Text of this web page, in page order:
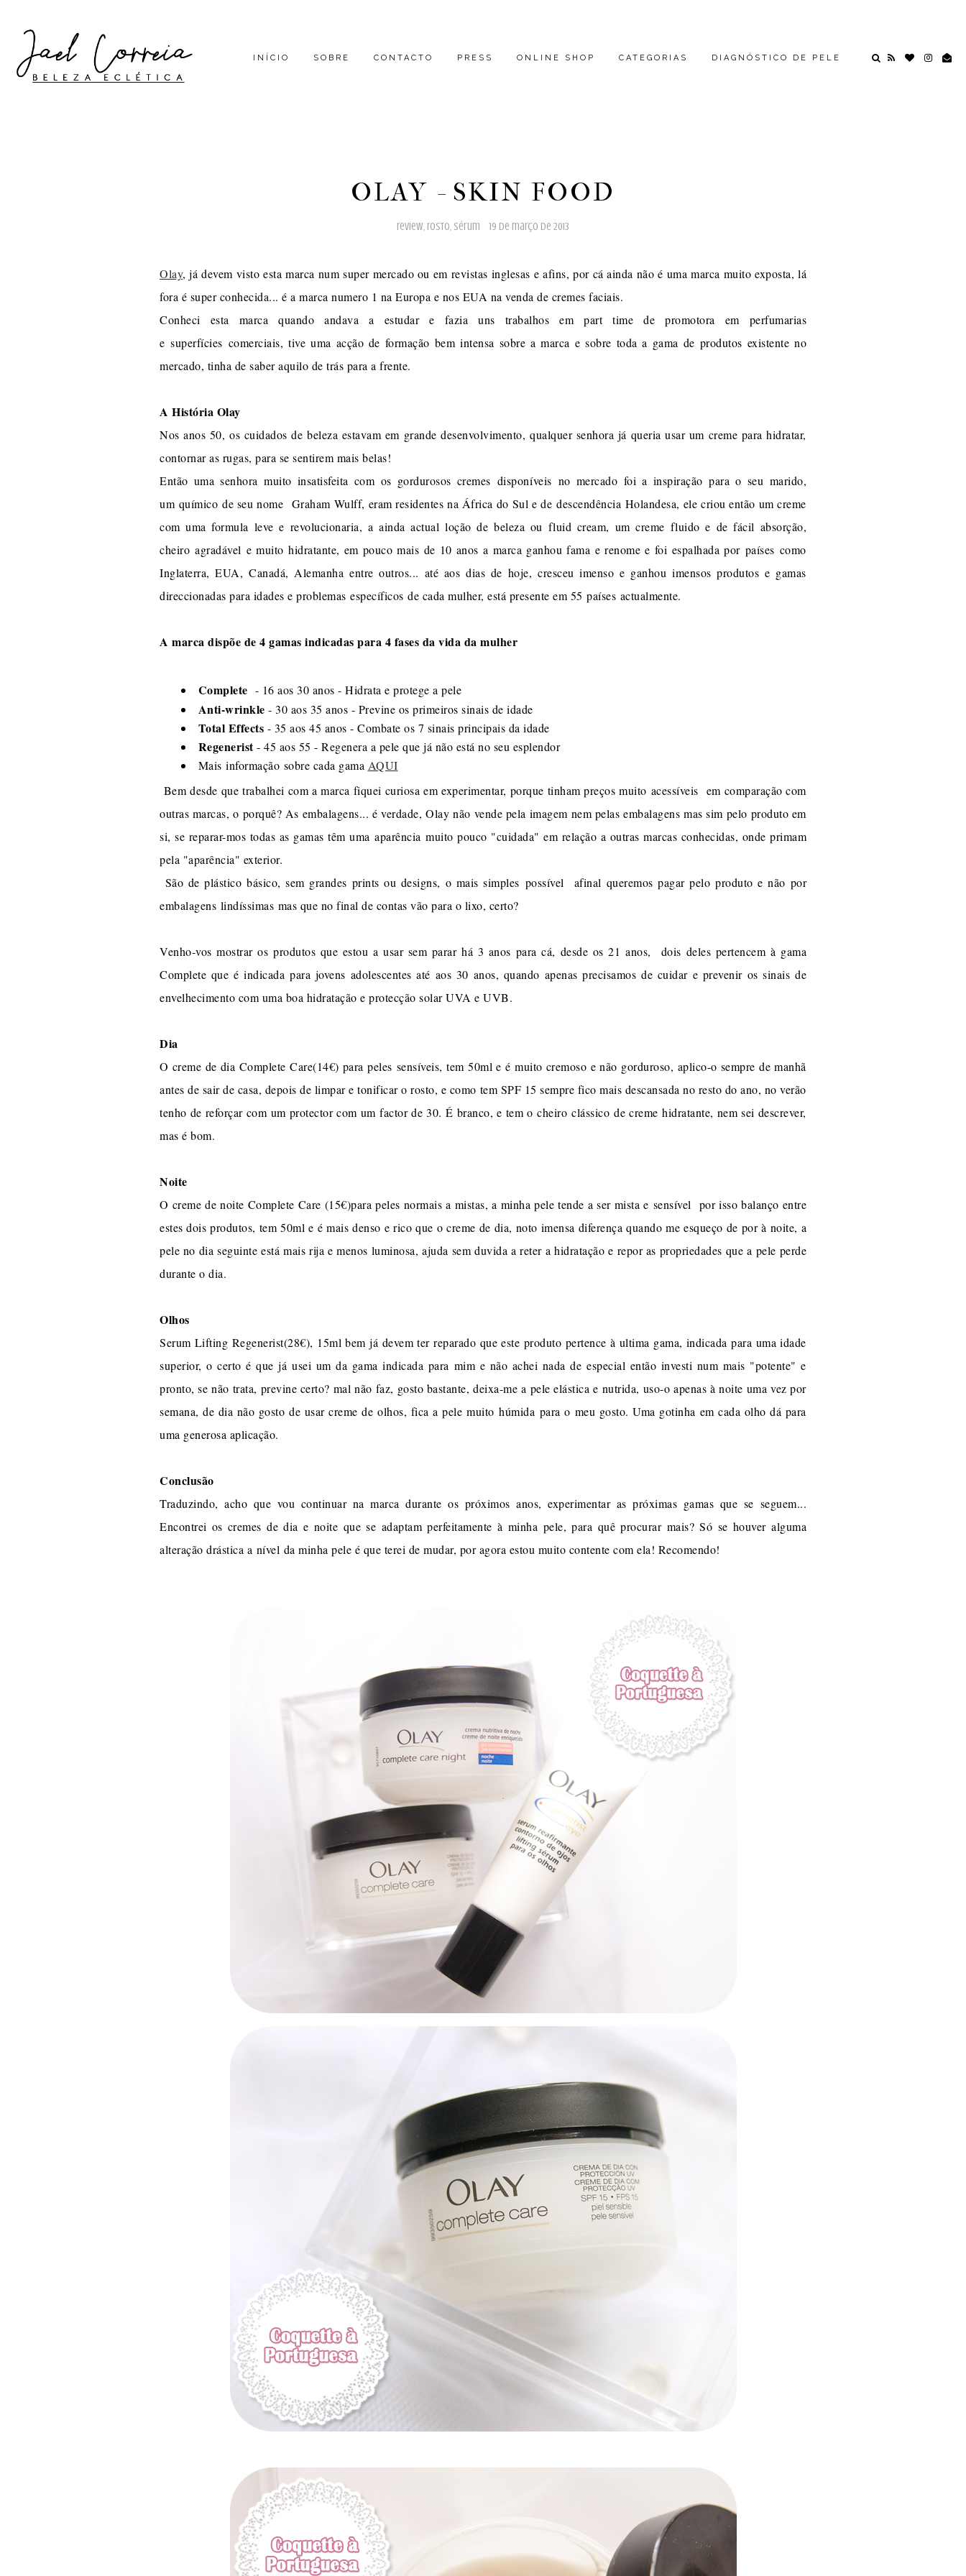
INÍCIO SOBRE CONTACTO PRESS ONLINE SHOP CATEGORIAS DIAGNÓSTICO DE PELE
OLAY - SKIN FOOD
review, rosto, sérum 19 de março de 2013
Olay, já devem visto esta marca num super mercado ou em revistas inglesas e afins, por cá ainda não é uma marca muito exposta, lá
fora é super conhecida... é a marca numero 1 na Europa e nos EUA na venda de cremes faciais.
Conheci esta marca quando andava a estudar e fazia uns trabalhos em part time de promotora em perfumarias
e superfícies comerciais, tive uma acção de formação bem intensa sobre a marca e sobre toda a gama de produtos existente no
mercado, tinha de saber aquilo de trás para a frente.
A História Olay
Nos anos 50, os cuidados de beleza estavam em grande desenvolvimento, qualquer senhora já queria usar um creme para hidratar,
contornar as rugas, para se sentirem mais belas!
Então uma senhora muito insatisfeita com os gordurosos cremes disponíveis no mercado foi a inspiração para o seu marido,
um químico de seu nome Graham Wulff, eram residentes na África do Sul e de descendência Holandesa, ele criou então um creme
com uma formula leve e revolucionaria, a ainda actual loção de beleza ou fluid cream, um creme fluido e de fácil absorção,
cheiro agradável e muito hidratante, em pouco mais de 10 anos a marca ganhou fama e renome e foi espalhada por países como
Inglaterra, EUA, Canadá, Alemanha entre outros... até aos dias de hoje, cresceu imenso e ganhou imensos produtos e gamas
direccionadas para idades e problemas específicos de cada mulher, está presente em 55 países actualmente.
A marca dispõe de 4 gamas indicadas para 4 fases da vida da mulher
Complete - 16 aos 30 anos - Hidrata e protege a pele
Anti-wrinkle - 30 aos 35 anos - Previne os primeiros sinais de idade
Total Effects - 35 aos 45 anos - Combate os 7 sinais principais da idade
Regenerist- 45 aos 55 - Regenera a pele que já não está no seu esplendor
Mais informação sobre cada gama AQUI
Bem desde que trabalhei com a marca fiquei curiosa em experimentar, porque tinham preços muito acessíveis em comparação com
outras marcas, o porquê? As embalagens... é verdade, Olay não vende pela imagem nem pelas embalagens mas sim pelo produto em
si, se reparar-mos todas as gamas têm uma aparência muito pouco "cuidada" em relação a outras marcas conhecidas, onde primam
pela "aparência" exterior.
São de plástico básico, sem grandes prints ou designs, o mais simples possível afinal queremos pagar pelo produto e não por
embalagens lindíssimas mas que no final de contas vão para o lixo, certo?
Venho-vos mostrar os produtos que estou a usar sem parar há 3 anos para cá, desde os 21 anos, dois deles pertencem à gama
Complete que é indicada para jovens adolescentes até aos 30 anos, quando apenas precisamos de cuidar e prevenir os sinais de
envelhecimento com uma boa hidratação e protecção solar UVA e UVB.
Dia
O creme de dia Complete Care(14€) para peles sensíveis, tem 50ml e é muito cremoso e não gorduroso, aplico-o sempre de manhã
antes de sair de casa, depois de limpar e tonificar o rosto, e como tem SPF 15 sempre fico mais descansada no resto do ano, no verão
tenho de reforçar com um protector com um factor de 30. É branco, e tem o cheiro clássico de creme hidratante, nem sei descrever,
mas é bom.
Noite
O creme de noite Complete Care (15€)para peles normais a mistas, a minha pele tende a ser mista e sensível por isso balanço entre
estes dois produtos, tem 50ml e é mais denso e rico que o creme de dia, noto imensa diferença quando me esqueço de por à noite, a
pele no dia seguinte está mais rija e menos luminosa, ajuda sem duvida a reter a hidratação e repor as propriedades que a pele perde
durante o dia.
Olhos
Serum Lifting Regenerist(28€), 15ml bem já devem ter reparado que este produto pertence à ultima gama, indicada para uma idade
superior, o certo é que já usei um da gama indicada para mim e não achei nada de especial então investi num mais "potente" e
pronto, se não trata, previne certo? mal não faz, gosto bastante, deixa-me a pele elástica e nutrida, uso-o apenas à noite uma vez por
semana, de dia não gosto de usar creme de olhos, fica a pele muito húmida para o meu gosto. Uma gotinha em cada olho dá para
uma generosa aplicação.
Conclusão
Traduzindo, acho que vou continuar na marca durante os próximos anos, experimentar as próximas gamas que se seguem...
Encontrei os cremes de dia e noite que se adaptam perfeitamente à minha pele, para quê procurar mais? Só se houver alguma
alteração drástica a nível da minha pele é que terei de mudar, por agora estou muito contente com ela! Recomendo!